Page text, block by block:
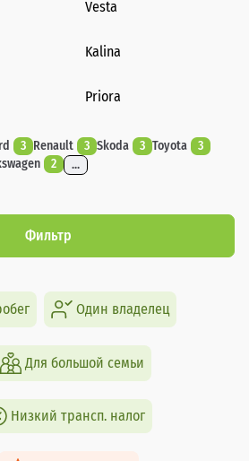
Vesta
Kalina
Priora
3 Renault 3 Skoda 3 Toyota
3
2 ...
Фильтр
Один владелец
Для большой семьи
Низкий трансп. налог